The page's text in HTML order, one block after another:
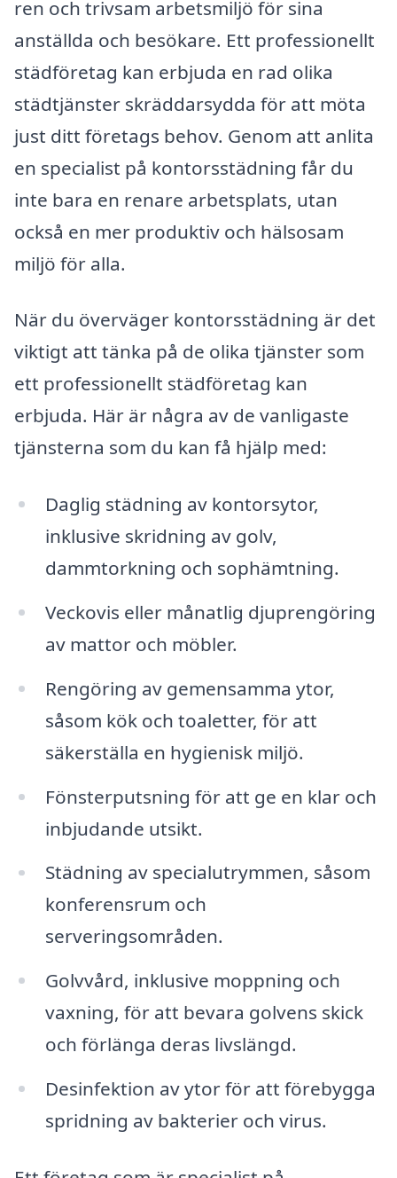
ren och trivsam arbetsmiljö för sina
anställda och besökare. Ett professionellt
städföretag kan erbjuda en rad olika
städtjänster skräddarsydda för att möta
just ditt företags behov. Genom att anlita
en specialist på kontorsstädning får du
inte bara en renare arbetsplats, utan
också en mer produktiv och hälsosam
miljö för alla.
När du överväger kontorsstädning är det
viktigt att tänka på de olika tjänster som
ett professionellt städföretag kan
erbjuda. Här är några av de vanligaste
tjänsterna som du kan få hjälp med:
Daglig städning av kontorsytor,
inklusive skridning av golv,
dammtorkning och sophämtning.
Veckovis eller månatlig djuprengöring
av mattor och möbler.
Rengöring av gemensamma ytor,
såsom kök och toaletter, för att
säkerställa en hygienisk miljö.
Fönsterputsning för att ge en klar och
inbjudande utsikt.
Städning av specialutrymmen, såsom
konferensrum och
serveringsområden.
Golvvård, inklusive moppning och
vaxning, för att bevara golvens skick
och förlänga deras livslängd.
Desinfektion av ytor för att förebygga
spridning av bakterier och virus.